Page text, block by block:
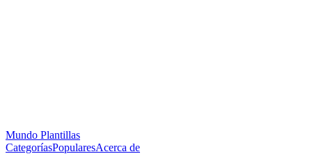
Mundo Plantillas
CategoríasPopularesAcerca de